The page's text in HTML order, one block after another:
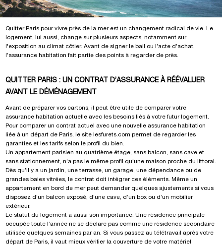
Quitter Paris pour vivre près de la mer est un changement radical de vie. Le
logement, lui aussi, change sur plusieurs aspects, notamment sur
l'exposition au climat côtier. Avant de signer le bail ou l’acte d’achat,
l’assurance habitation fait partie des points à regarder de près.
QUITTER PARIS : UN CONTRAT D’ASSURANCE À RÉÉVALUER
AVANT LE DÉMÉNAGEMENT
Avant de préparer vos cartons, il peut être utile de comparer votre
assurance habitation actuelle avec les besoins liés à votre futur logement.
Pour comparer un contrat actuel avec une nouvelle assurance habitation
liée à un départ de Paris, le site
lesfurets.com permet de regarder les
garanties et les tarifs selon le profil du bien.
Un appartement parisien au quatrième étage, sans balcon, sans cave et
sans stationnement, n’a pas le même profil qu’une maison proche du littoral.
Dès qu’il y a un jardin, une terrasse, un garage, une dépendance ou de
grandes baies vitrées, le contrat doit intégrer ces éléments. Même un
appartement en bord de mer peut demander quelques ajustements si vous
disposez d’un balcon exposé, d’une cave, d’un box ou d’un mobilier
extérieur.
Le statut du logement a aussi son importance. Une résidence principale
occupée toute l’année ne se déclare pas comme une résidence secondaire
utilisée quelques semaines par an. Si vous passez au télétravail après votre
départ de Paris, il vaut mieux vérifier la couverture de votre matériel